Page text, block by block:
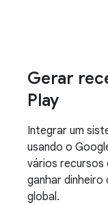
Gerar
Play
Integrar um
usando o
vários recursos
ganhar dinheiro
global.